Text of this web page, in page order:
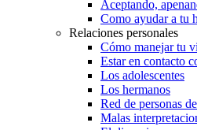
Aceptando,
Como ayudar a tu
Relaciones personales
Cómo manejar tu
Estar en contacto
Los adolescentes
Los hermanos
Red de personas
Malas